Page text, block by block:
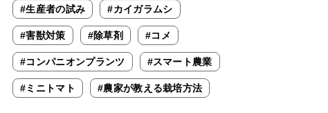
#生産者の試み #カイガラムシ
#害獣対策 #除草剤 #コメ
#コンパニオンプランツ #スマート農業
#ミニトマト #農家が教える栽培方法